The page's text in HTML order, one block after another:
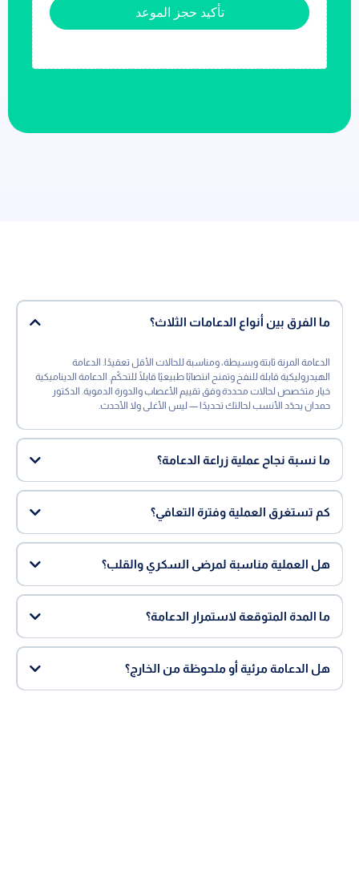
تأكيد حجز الموعد
ما الفرق بين أنواع الدعامات الثلاث؟
الدعامة المرنة ثابتة وبسيطة، ومناسبة للحالات الأقل تعقيدًا. الدعامة
الهيدروليكية قابلة للنفخ وتمنح انتصابًا طبيعيًا قابلًا للتحكّم. الدعامة الديناميكية
خيار متخصص لحالات محددة وفق تقييم الأعصاب والدورة الدموية. الدكتور
حمدان يحدّد الأنسب لحالتك تحديدًا — ليس الأغلى ولا الأحدث.
ما نسبة نجاح عملية زراعة الدعامة؟
كم تستغرق العملية وفترة التعافي؟
هل العملية مناسبة لمرضى السكري والقلب؟
ما المدة المتوقعة لاستمرار الدعامة؟
هل الدعامة مرئية أو ملحوظة من الخارج؟